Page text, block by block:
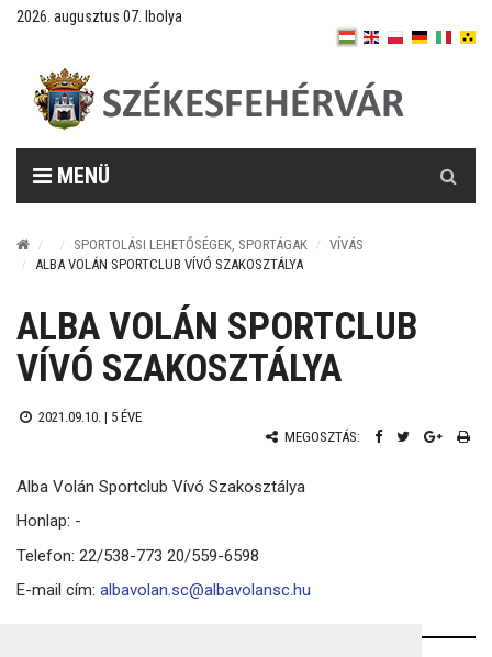
2026. augusztus 07. Ibolya
MENÜ
SPORTOLÁSI LEHETŐSÉGEK, SPORTÁGAK
VÍVÁS
ALBA VOLÁN SPORTCLUB VÍVÓ SZAKOSZTÁLYA
ALBA VOLÁN SPORTCLUB
VÍVÓ SZAKOSZTÁLYA
2021.09.10. | 5 ÉVE
MEGOSZTÁS:
Alba Volán Sportclub Vívó Szakosztálya
Honlap: -
Telefon: 22/538-773 20/559-6598
E-mail cím: albavolan.sc@albavolansc.hu